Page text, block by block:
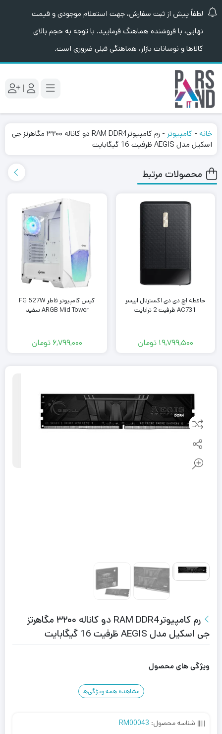
لطفاً پیش از ثبت سفارش، جهت استعلام موجودی و قیمت
نهایی، با فروشنده هماهنگ فرمایید. با توجه به حجم بالای
کالاها و نوسانات بازار، هماهنگی قبلی ضروری است.
|
خانه - کامپیوتر -
رم کامپیوترRAM DDR4 دو کاناله ۳۲۰۰ مگاهرتز جی
اسکیل مدل AEGIS ظرفیت 16 گیگابایت
محصولات مرتبط
حافظه اچ دی دی اکسترنال اپیسر
AC731 ظرفیت 2 ترابایت
19,799,500 تومان
کیس کامپیوتر فاطر FG 527W
ARGB Mid Tower سفید
6,799,000 تومان
رم کامپیوترRAM DDR4 دو کاناله ۳۲۰۰ مگاهرتز
جی اسکیل مدل AEGIS ظرفیت 16 گیگابایت
ویژگی های محصول
مشاهده همه ویژگی‌ها
شناسه محصول: RM00043